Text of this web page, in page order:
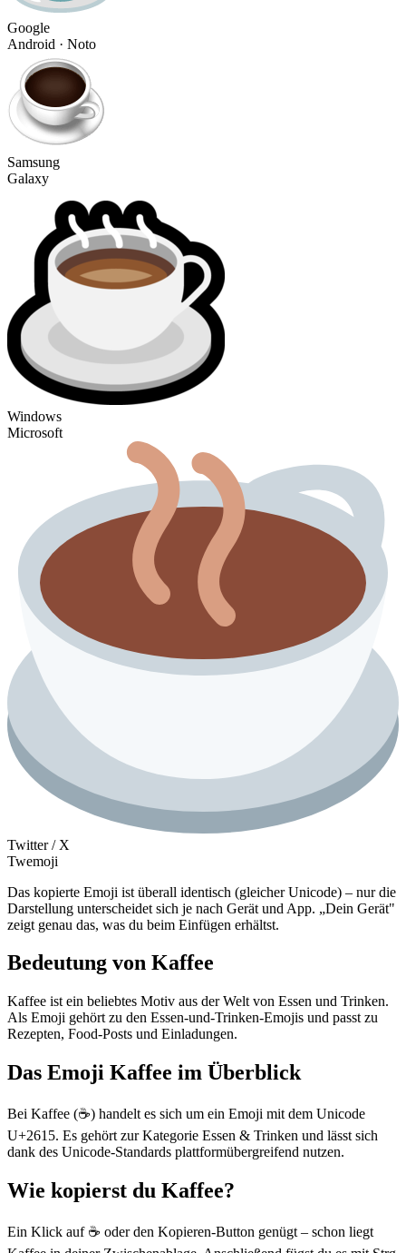
Google
Android · Noto
Samsung
Galaxy
Windows
Microsoft
Twitter / X
Twemoji
Das kopierte Emoji ist überall identisch (gleicher Unicode) – nur die
Darstellung unterscheidet sich je nach Gerät und App. „Dein Gerät"
zeigt genau das, was du beim Einfügen erhältst.
Bedeutung von Kaffee
Kaffee ist ein beliebtes Motiv aus der Welt von Essen und Trinken.
Als Emoji gehört zu den Essen-und-Trinken-Emojis und passt zu
Rezepten, Food-Posts und Einladungen.
Das Emoji Kaffee im Überblick
Bei Kaffee (☕) handelt es sich um ein Emoji mit dem Unicode
U+2615. Es gehört zur Kategorie Essen & Trinken und lässt sich
dank des Unicode-Standards plattformübergreifend nutzen.
Wie kopierst du Kaffee?
Ein Klick auf ☕ oder den Kopieren-Button genügt – schon liegt